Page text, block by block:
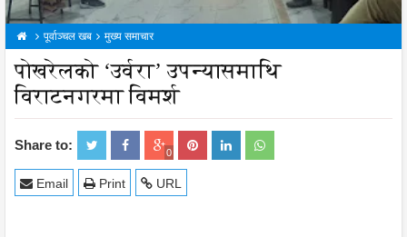
पूर्वाञ्चल खब मुख्य समाचार
पोखरेलको ‘उर्वरा’ उपन्यासमाथि
विराटनगरमा विमर्श
Share to: 0
URL
Print
Email